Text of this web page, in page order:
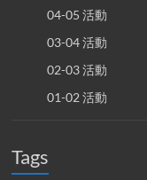
04-05 活動
03-04 活動
02-03 活動
01-02 活動
Tags